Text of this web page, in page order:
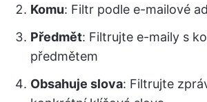
Komu: Filtr podle e-mailové
Předmět: Filtrujte e-maily s
předmětem
Obsahuje slova: Filtrujte